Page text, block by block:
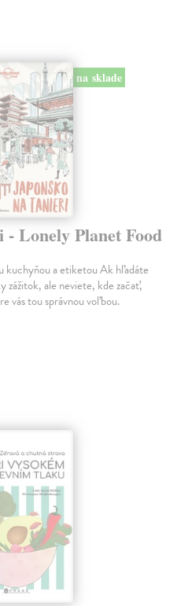
na sklade
Lonely Planet Food
kuchyňou a etiketou Ak hľadáte
zážitok, ale neviete, kde začať,
vás tou správnou voľbou.